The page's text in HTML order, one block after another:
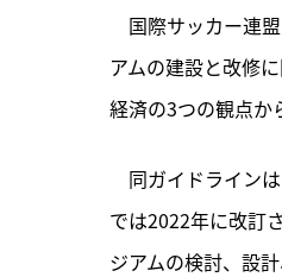
国際サッカー連
アムの建設と改修
経済の3つの観点か
同ガイドライン
では2022年に改訂
ジアムの検討、設